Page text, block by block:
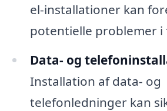
el-installationer kan
potentielle problemer i
Data- og
Installation af data- og
telefonledninger kan